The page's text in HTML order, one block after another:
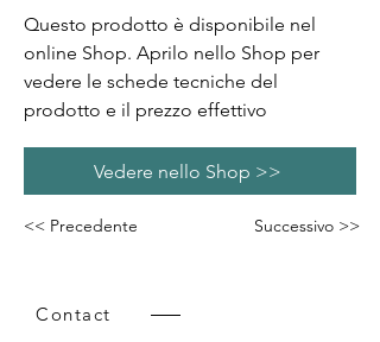
Questo prodotto è disponibile nel
online Shop. Aprilo nello Shop per
vedere le schede tecniche del
prodotto e il prezzo effettivo
Vedere nello Shop >>
<< Precedente Successivo >>
Contact